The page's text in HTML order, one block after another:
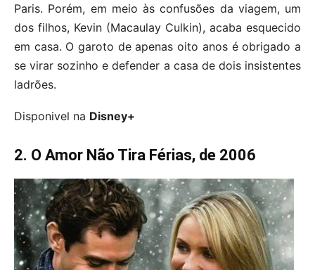
Paris. Porém, em meio às confusões da viagem, um
dos filhos, Kevin (Macaulay Culkin), acaba esquecido
em casa. O garoto de apenas oito anos é obrigado a
se virar sozinho e defender a casa de dois insistentes
ladrões.
Disponivel na Disney+
2. O Amor Não Tira Férias, de 2006